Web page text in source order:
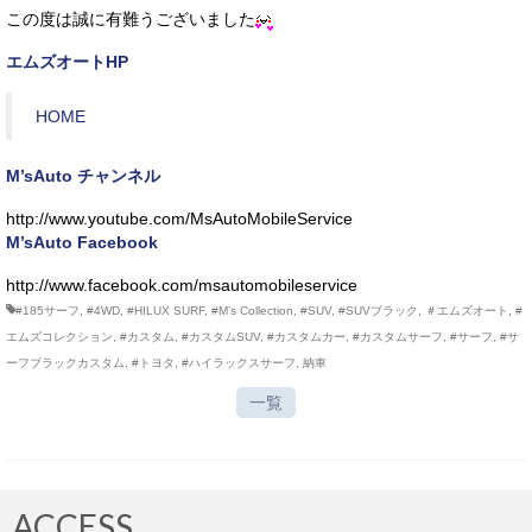
この度は誠に有難うございました
エムズオートHP
HOME
M’sAuto チャンネル
http://www.youtube.com/MsAutoMobileService
M’sAuto Facebook
http://www.facebook.com/msautomobileservice
#185サーフ, #4WD, #HILUX SURF, #M’s Collection, #SUV, #SUVブラック , ＃エムズオート , #
エムズコレクション, #カスタム, #カスタムSUV, #カスタムカー, #カスタムサーフ, #サーフ, #サ
ーフブラックカスタム, #トヨタ , #ハイラックスサーフ, 納車
一覧